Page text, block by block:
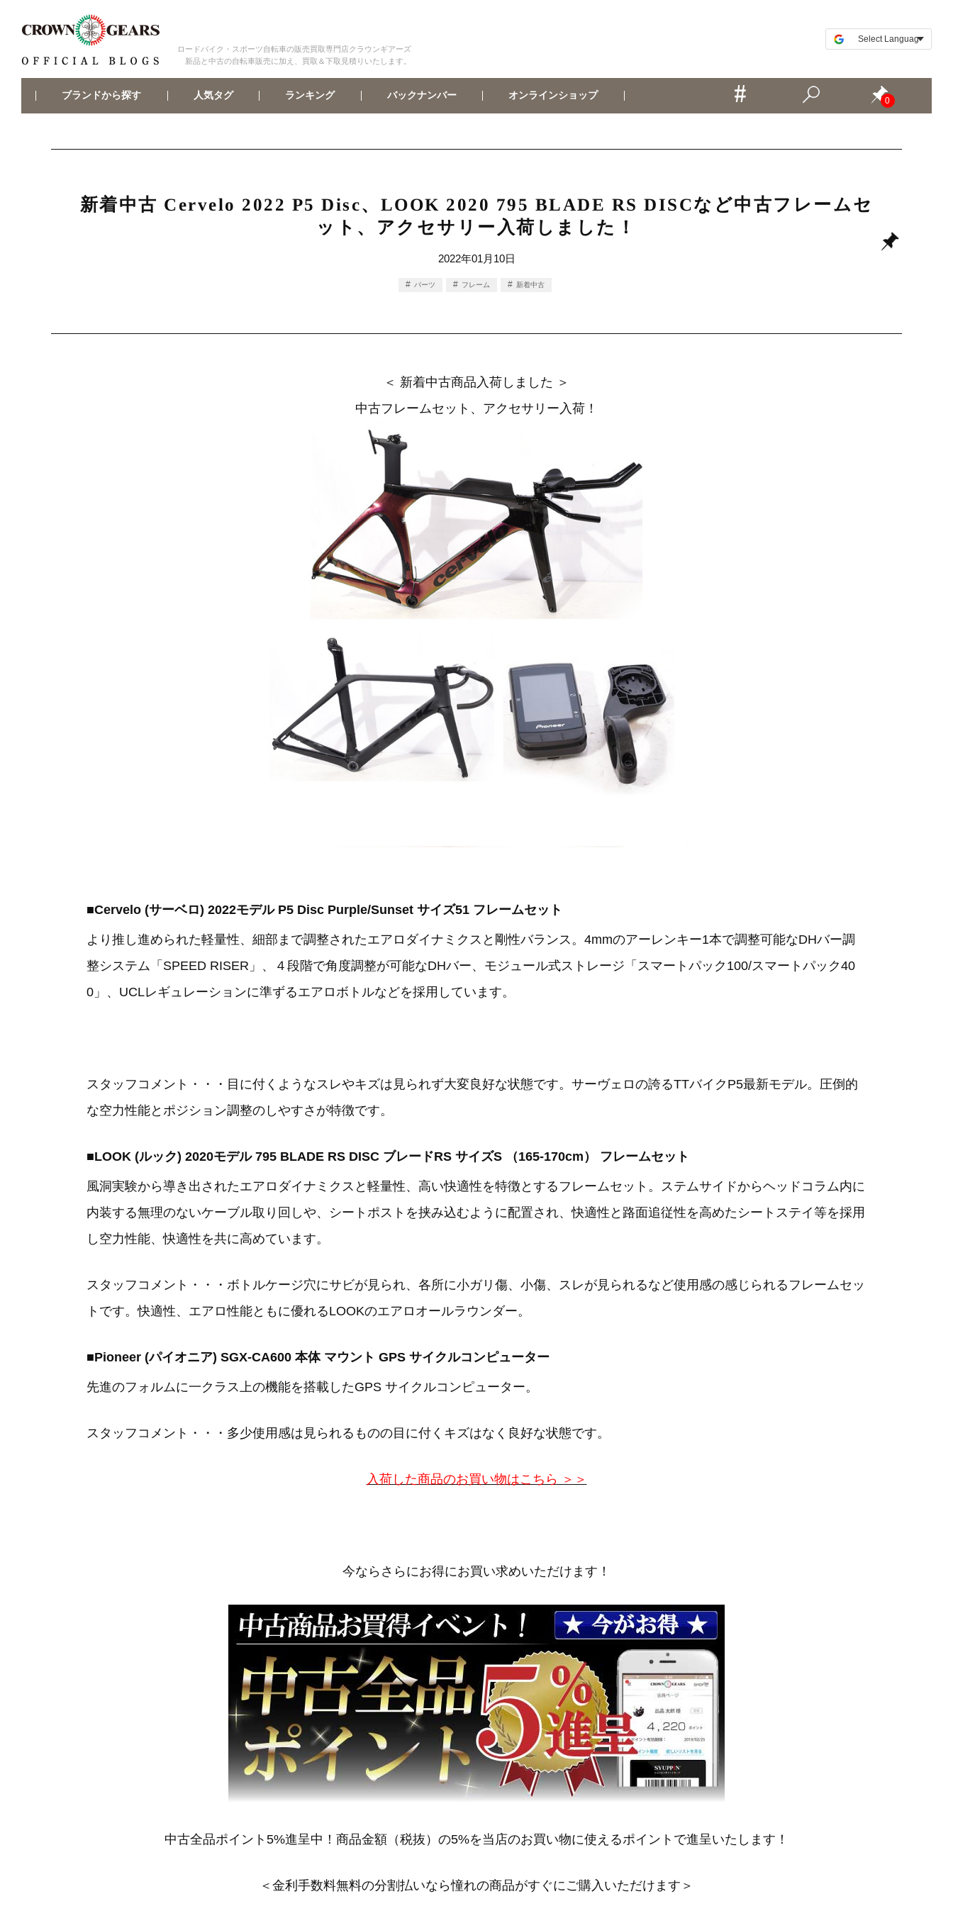
ロードバイク・スポーツ自転車の販売買取専門店クラウンギアーズ
新品と中古の自転車販売に加え、買取＆下取見積りいたします。
ブランドから探す 人気タグ ランキング バックナンバー オンラインショップ 0
新着中古 Cervelo 2022 P5 Disc、LOOK 2020 795 BLADE RS DISCなど中古フレームセ
ット、アクセサリー入荷しました！
2022年01月10日
パーツ フレーム 新着中古
＜ 新着中古商品入荷しました ＞
中古フレームセット、アクセサリー入荷！
■Cervelo (サーベロ) 2022モデル P5 Disc Purple/Sunset サイズ51 フレームセット
より推し進められた軽量性、細部まで調整されたエアロダイナミクスと剛性バランス。4mmのアーレンキー1本で調整可能なDHバー調
整システム「SPEED RISER」、４段階で角度調整が可能なDHバー、モジュール式ストレージ「スマートパック100/スマートパック40
0」、UCLレギュレーションに準ずるエアロボトルなどを採用しています。
スタッフコメント・・・目に付くようなスレやキズは見られず大変良好な状態です。サーヴェロの誇るTTバイクP5最新モデル。圧倒的
な空力性能とポジション調整のしやすさが特徴です。
■LOOK (ルック) 2020モデル 795 BLADE RS DISC ブレードRS サイズS （165-170cm） フレームセット
風洞実験から導き出されたエアロダイナミクスと軽量性、高い快適性を特徴とするフレームセット。ステムサイドからヘッドコラム内に
内装する無理のないケーブル取り回しや、シートポストを挟み込むように配置され、快適性と路面追従性を高めたシートステイ等を採用
し空力性能、快適性を共に高めています。
スタッフコメント・・・ボトルケージ穴にサビが見られ、各所に小ガリ傷、小傷、スレが見られるなど使用感の感じられるフレームセッ
トです。快適性、エアロ性能ともに優れるLOOKのエアロオールラウンダー。
■Pioneer (パイオニア) SGX-CA600 本体 マウント GPS サイクルコンピューター
先進のフォルムに一クラス上の機能を搭載したGPS サイクルコンピューター。
スタッフコメント・・・多少使用感は見られるものの目に付くキズはなく良好な状態です。
入荷した商品のお買い物はこちら ＞＞
今ならさらにお得にお買い求めいただけます！
中古全品ポイント5%進呈中！商品金額（税抜）の5%を当店のお買い物に使えるポイントで進呈いたします！
＜金利手数料無料の分割払いなら憧れの商品がすぐにご購入いただけます＞